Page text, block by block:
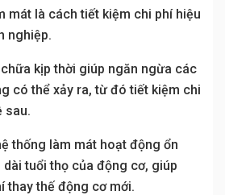
mát là cách tiết kiệm chi phí hiệu
nghiệp.
kịp thời giúp ngăn ngừa các
có thể xảy ra, từ đó tiết kiệm chi
sau.
thống làm mát hoạt động ổn
tuổi thọ của động cơ, giúp
thay thế động cơ mới.